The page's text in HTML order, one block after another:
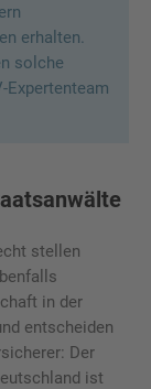
erhalten.
solche
Expertenteam
stellen
in der
entscheiden
Der
ist